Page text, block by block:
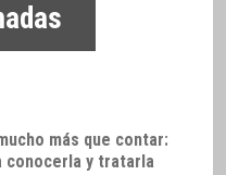
más que contar:
conocerla y tratarla